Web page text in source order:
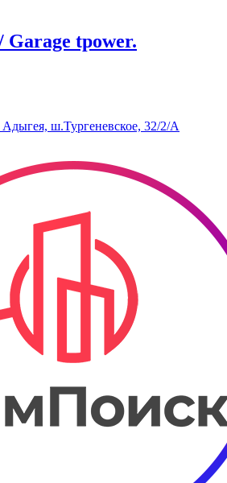
Garage tpower.
Адыгея, ш.Тургеневское, 32/2/А